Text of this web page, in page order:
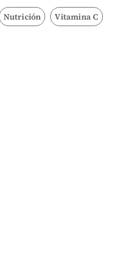
Nutrición Vitamina C